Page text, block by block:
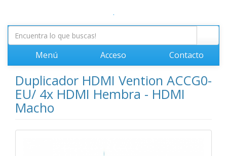
.
Menú Acceso Contacto
Duplicador HDMI Vention ACCG0-
EU/ 4x HDMI Hembra - HDMI
Macho